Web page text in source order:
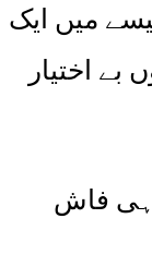
میں ایک
بے اختیار
ہی فاش